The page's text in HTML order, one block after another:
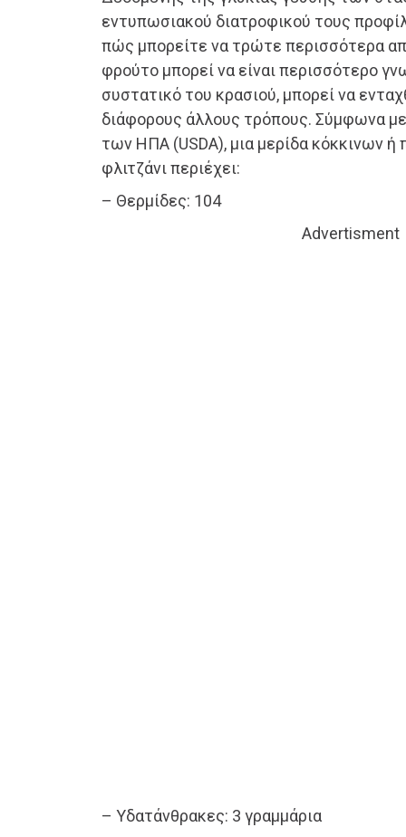
εντυπωσιακού διατροφικού τους
πώς μπορείτε να τρώτε περισσότερα
φρούτο μπορεί να είναι περισσότερο
συστατικό του κρασιού, μπορεί να
διάφορους άλλους τρόπους. Σύμφωνα
των ΗΠΑ (USDA), μια μερίδα κόκκινων
φλιτζάνι περιέχει:
– Θερμίδες: 104
Advertisment
– Υδατάνθρακες: 3 γραμμάρια